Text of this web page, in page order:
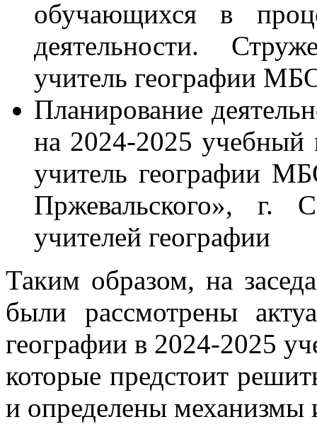
обучающихся в
деятельности.
учитель географии
Планирование
на 2024-2025 учебный
учитель географии
Пржевальского», г.
учителей географии
Таким образом, на
были рассмотрены
географии в 2024-2025
которые предстоит
и определены механизмы